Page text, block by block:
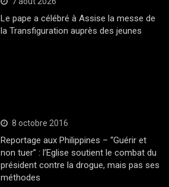
Le pape a célébré à Assise la messe de
la Transfiguration auprès des jeunes
8 octobre 2016
Reportage aux Philippines – “Guérir et
non tuer” : l’Eglise soutient le combat du
président contre la drogue, mais pas ses
méthodes